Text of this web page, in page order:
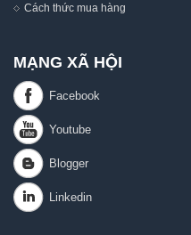
Cách thức mua hàng
MẠNG XÃ HỘI